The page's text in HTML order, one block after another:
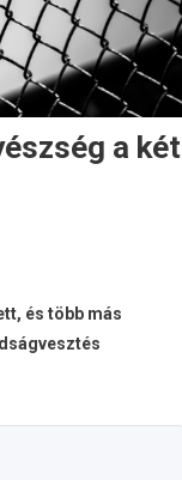
a két
és több más